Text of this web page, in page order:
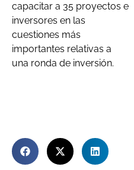
capacitar a 35 proyectos e
inversores en las
cuestiones más
importantes relativas a
una ronda de inversión.